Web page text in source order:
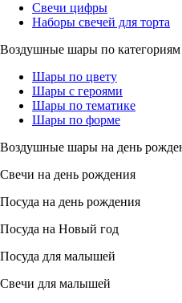
Свечи цифры
Наборы свечей для торта
Воздушные шары по категориям
Шары по цвету
Шары с героями
Шары по тематике
Шары по форме
Воздушные шары на день
Свечи на день рождения
Посуда на день рождения
Посуда на Новый год
Посуда для малышей
Свечи для малышей